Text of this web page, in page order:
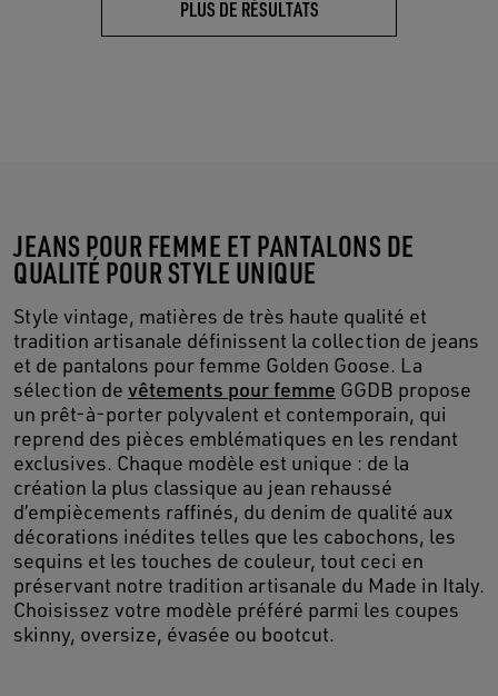
PLUS DE RÉSULTATS
JEANS POUR FEMME ET PANTALONS DE
QUALITÉ POUR STYLE UNIQUE
Style vintage, matières de très haute qualité et
tradition artisanale définissent la collection de jeans
et de pantalons pour femme Golden Goose. La
sélection de vêtements pour femme GGDB propose
un prêt-à-porter polyvalent et contemporain, qui
reprend des pièces emblématiques en les rendant
exclusives. Chaque modèle est unique : de la
création la plus classique au jean rehaussé
d’empiècements raffinés, du denim de qualité aux
décorations inédites telles que les cabochons, les
sequins et les touches de couleur, tout ceci en
préservant notre tradition artisanale du Made in Italy.
Choisissez votre modèle préféré parmi les coupes
skinny, oversize, évasée ou bootcut.